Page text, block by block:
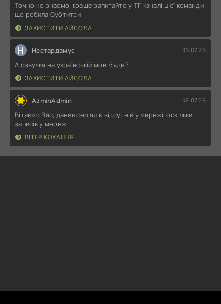
Точно не знаємо, краще запитайте у ТГ каналі цієї команди
що робила Субтитри
ЗАХИСТИТИ АЙДОЛА
Н Ностардамус 06.07.26
А озвучка на українській мові буде?
ЗАХИСТИТИ АЙДОЛА
AdminAdmin 05.07.26
Вітаємо Вас, даний серіал є відсутній у мережі, оскільки
записів у мережі
ВІТЕР КОХАННЯ